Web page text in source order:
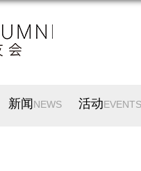
新闻 NEWS 活动EVENTS